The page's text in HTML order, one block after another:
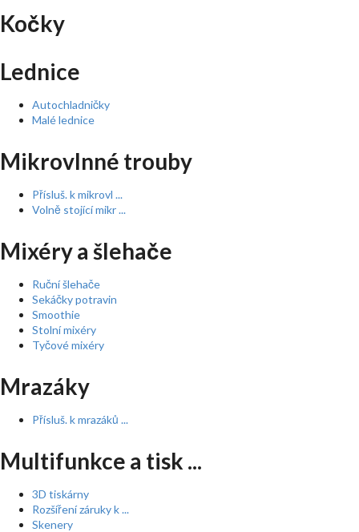
Kočky
Lednice
Autochladničky
Malé lednice
Mikrovlnné trouby
Přísluš. k mikrovl ...
Volně stojící mikr ...
Mixéry a šlehače
Ruční šlehače
Sekáčky potravin
Smoothie
Stolní mixéry
Tyčové mixéry
Mrazáky
Přísluš. k mrazáků ...
Multifunkce a tisk ...
3D tiskárny
Rozšíření záruky k ...
Skenery